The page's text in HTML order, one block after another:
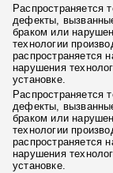
Распространяется
дефекты,
браком или
технологии
распространяется
нарушения
установке.
Распространяется
дефекты,
браком или
технологии
распространяется
нарушения
установке.